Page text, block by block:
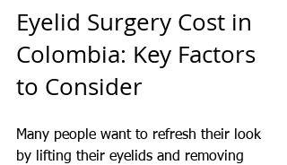
Eyelid Surgery Cost in
Colombia: Key Factors
to Consider
Many people want to refresh their look
by lifting their eyelids and removing